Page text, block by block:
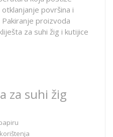
površina i
proizvoda
za suhi žig i kutijice
za suhi žig